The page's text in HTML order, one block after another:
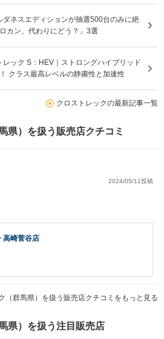
ダネスエディションが抽選500台のみに絶
カン、代わりにどう？」3選
レック S：HEV｜ストロングハイブリッド
クラス最高レベルの静粛性と加速性
クロストレックの最新記事一覧
県）を扱う販売店クチコミ
2024/05/11投稿
高崎菅谷店
（群馬県）を扱う販売店クチコミをもっと見る
県）を扱う注目販売店